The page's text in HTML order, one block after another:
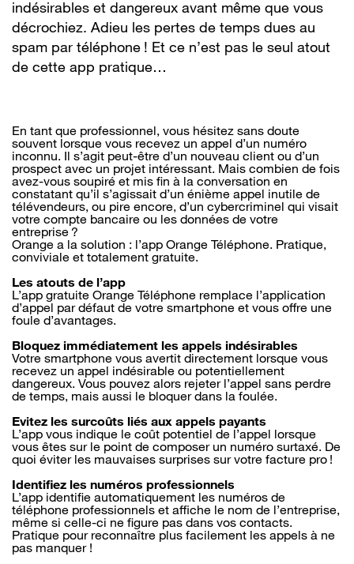
indésirables et dangereux avant même que vous
décrochiez. Adieu les pertes de temps dues au
spam par téléphone ! Et ce n’est pas le seul atout
de cette app pratique…
En tant que professionnel, vous hésitez sans doute
souvent lorsque vous recevez un appel d’un numéro
inconnu. Il s’agit peut-être d’un nouveau client ou d’un
prospect avec un projet intéressant. Mais combien de fois
avez-vous soupiré et mis fin à la conversation en
constatant qu’il s’agissait d’un énième appel inutile de
télévendeurs, ou pire encore, d’un cybercriminel qui visait
votre compte bancaire ou les données de votre
entreprise ?
Orange a la solution : l’app Orange Téléphone. Pratique,
conviviale et totalement gratuite.
Les atouts de l’app
L’app gratuite Orange Téléphone remplace l’application
d’appel par défaut de votre smartphone et vous offre une
foule d’avantages.
Bloquez immédiatement les appels indésirables
Votre smartphone vous avertit directement lorsque vous
recevez un appel indésirable ou potentiellement
dangereux. Vous pouvez alors rejeter l’appel sans perdre
de temps, mais aussi le bloquer dans la foulée.
Evitez les surcoûts liés aux appels payants
L’app vous indique le coût potentiel de l’appel lorsque
vous êtes sur le point de composer un numéro surtaxé. De
quoi éviter les mauvaises surprises sur votre facture pro !
Identifiez les numéros professionnels
L’app identifie automatiquement les numéros de
téléphone professionnels et affiche le nom de l’entreprise,
même si celle-ci ne figure pas dans vos contacts.
Pratique pour reconnaître plus facilement les appels à ne
pas manquer !